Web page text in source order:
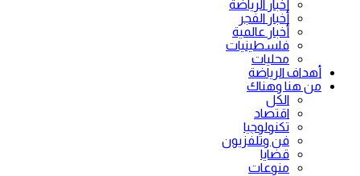
أخبار الرياضة
أخبار الفجر
أخبار عالمية
فلسطينيات
محليات
أهداف الرياضة
من هنا وهناك
الكل
اقتصاد
تكنولوجيا
فن وتلفزيون
قضايا
منوعات